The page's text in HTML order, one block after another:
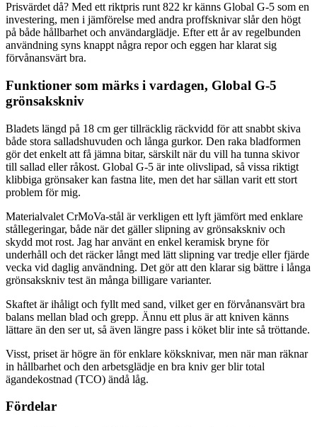
Prisvärdet då? Med ett riktpris runt 822 kr känns Global G-5 som en
investering, men i jämförelse med andra proffsknivar slår den högt
på både hållbarhet och användarglädje. Efter ett år av regelbunden
användning syns knappt några repor och eggen har klarat sig
förvånansvärt bra.
Funktioner som märks i vardagen, Global G-5
grönsakskniv
Bladets längd på 18 cm ger tillräcklig räckvidd för att snabbt skiva
både stora salladshuvuden och långa gurkor. Den raka bladformen
gör det enkelt att få jämna bitar, särskilt när du vill ha tunna skivor
till sallad eller råkost. Global G-5 är inte olivslipad, så vissa riktigt
klibbiga grönsaker kan fastna lite, men det har sällan varit ett stort
problem för mig.
Materialvalet CrMoVa-stål är verkligen ett lyft jämfört med enklare
stållegeringar, både när det gäller slipning av grönsakskniv och
skydd mot rost. Jag har använt en enkel keramisk bryne för
underhåll och det räcker långt med lätt slipning var tredje eller fjärde
vecka vid daglig användning. Det gör att den klarar sig bättre i långa
grönsakskniv test än många billigare varianter.
Skaftet är ihåligt och fyllt med sand, vilket ger en förvånansvärt bra
balans mellan blad och grepp. Ännu ett plus är att kniven känns
lättare än den ser ut, så även längre pass i köket blir inte så tröttande.
Visst, priset är högre än för enklare köksknivar, men när man räknar
in hållbarhet och den arbetsglädje en bra kniv ger blir total
ägandekostnad (TCO) ändå låg.
Fördelar